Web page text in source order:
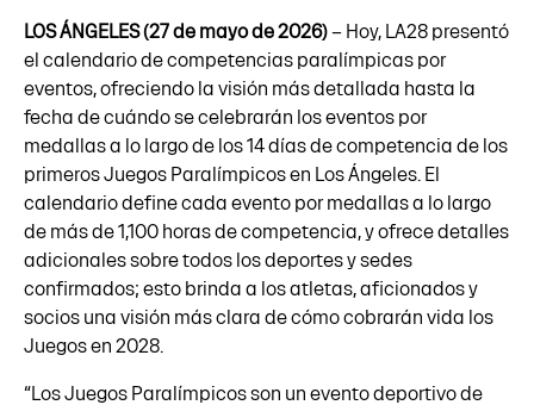
LOS ÁNGELES (27 de mayo de 2026)– Hoy, LA28 presentó
el calendario de competencias paralímpicas por
eventos, ofreciendo la visión más detallada hasta la
fecha de cuándo se celebrarán los eventos por
medallas a lo largo de los 14 días de competencia de los
primeros Juegos Paralímpicos en Los Ángeles. El
calendario define cada evento por medallas a lo largo
de más de 1,100 horas de competencia, y ofrece detalles
adicionales sobre todos los deportes y sedes
confirmados; esto brinda a los atletas, aficionados y
socios una visión más clara de cómo cobrarán vida los
Juegos en 2028.
“Los Juegos Paralímpicos son un evento deportivo de